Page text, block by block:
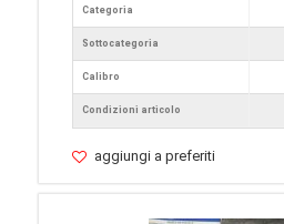
Categoria
Sottocategoria
Calibro
Condizioni articolo
aggiungi a preferiti